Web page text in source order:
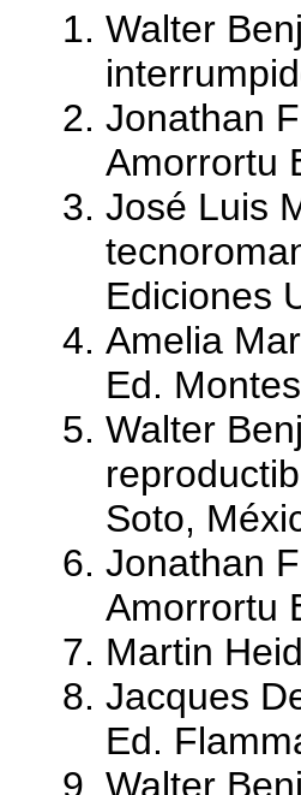
Walter
Jonathan
Amorrortu
José Luis
Ediciones
Amelia
Ed.
Walter
Soto,
Jonathan
Amorrortu
Martin
Jacques
Ed.
Walter